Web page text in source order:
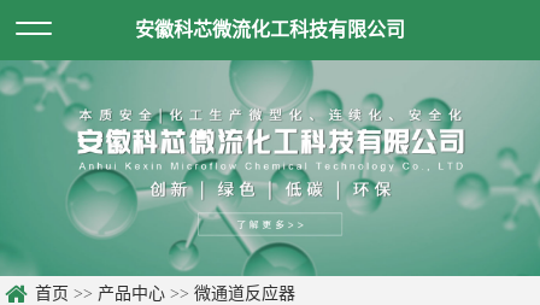
安徽科芯微流化工科技有限公司
首页 >> 产品中心 >>微通道反应器